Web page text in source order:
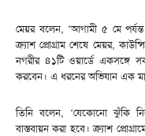
মেয়র বলেন, ‘আগামী ৫ মে পর্যন্ত
ক্র্যাশ প্রোগ্রাম শেষে মেয়র,
নগরীর ৪১টি ওয়ার্ডে একসঙ্গে
করবেন। এ ধরনের অভিযান এক
তিনি বলেন, ‘যেকোনো ঝুঁকি
বাস্তবায়ন করা হবে। ক্র্যাশ